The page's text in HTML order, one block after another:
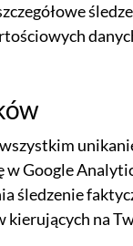
w Google
śledzenie
na